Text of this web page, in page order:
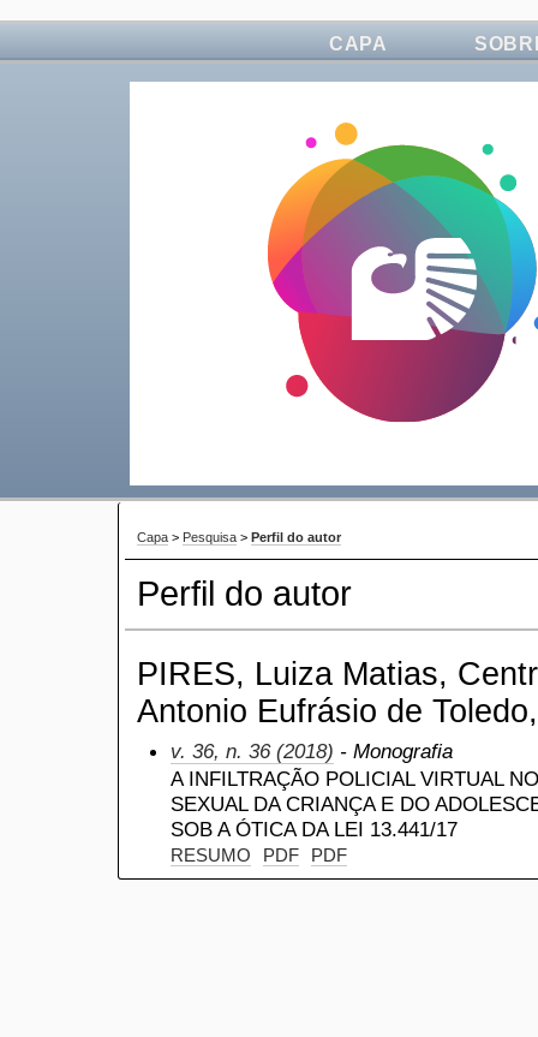
CAPA
Capa > Pesquisa > Perfil do autor
Perfil do autor
PIRES, Luiza Matias,
Antonio Eufrásio de
v. 36, n. 36 (2018) - Monografia
A INFILTRAÇÃO POLICIAL VIRTUAL
SEXUAL DA CRIANÇA E DO
SOB A ÓTICA DA LEI 13.441/17
RESUMO PDF PDF